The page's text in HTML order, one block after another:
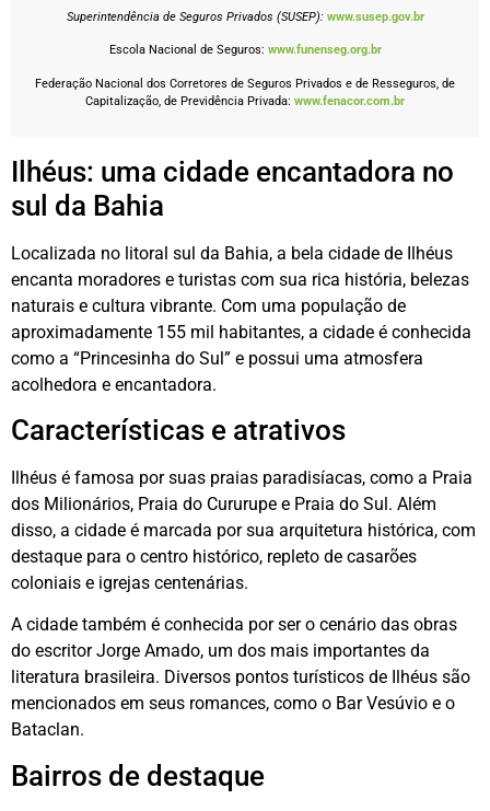
Superintendência de Seguros Privados (SUSEP): www.susep.gov.br
Escola Nacional de Seguros: www.funenseg.org.br
Federação Nacional dos Corretores de Seguros Privados e de Resseguros, de
Capitalização, de Previdência Privada: www.fenacor.com.br
Ilhéus: uma cidade encantadora no
sul da Bahia
Localizada no litoral sul da Bahia, a bela cidade de Ilhéus
encanta moradores e turistas com sua rica história, belezas
naturais e cultura vibrante. Com uma população de
aproximadamente 155 mil habitantes, a cidade é conhecida
como a “Princesinha do Sul” e possui uma atmosfera
acolhedora e encantadora.
Características e atrativos
Ilhéus é famosa por suas praias paradisíacas, como a Praia
dos Milionários, Praia do Cururupe e Praia do Sul. Além
disso, a cidade é marcada por sua arquitetura histórica, com
destaque para o centro histórico, repleto de casarões
coloniais e igrejas centenárias.
A cidade também é conhecida por ser o cenário das obras
do escritor Jorge Amado, um dos mais importantes da
literatura brasileira. Diversos pontos turísticos de Ilhéus são
mencionados em seus romances, como o Bar Vesúvio e o
Bataclan.
Bairros de destaque